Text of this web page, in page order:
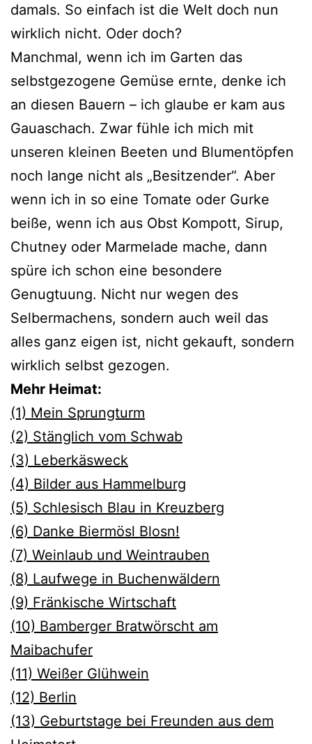
damals. So einfach ist die Welt doch nun
wirklich nicht. Oder doch?
Manchmal, wenn ich im Garten das
selbstgezogene Gemüse ernte, denke ich
an diesen Bauern – ich glaube er kam aus
Gauaschach. Zwar fühle ich mich mit
unseren kleinen Beeten und Blumentöpfen
noch lange nicht als „Besitzender“. Aber
wenn ich in so eine Tomate oder Gurke
beiße, wenn ich aus Obst Kompott, Sirup,
Chutney oder Marmelade mache, dann
spüre ich schon eine besondere
Genugtuung. Nicht nur wegen des
Selbermachens, sondern auch weil das
alles ganz eigen ist, nicht gekauft, sondern
wirklich selbst gezogen.
Mehr Heimat:
(1) Mein Sprungturm
(2) Stänglich vom Schwab
(3) Leberkäsweck
(4) Bilder aus Hammelburg
(5) Schlesisch Blau in Kreuzberg
(6) Danke Biermösl Blosn!
(7) Weinlaub und Weintrauben
(8) Laufwege in Buchenwäldern
(9) Fränkische Wirtschaft
(10) Bamberger Bratwörscht am
Maibachufer
(11) Weißer Glühwein
(12) Berlin
(13) Geburtstage bei Freunden aus dem